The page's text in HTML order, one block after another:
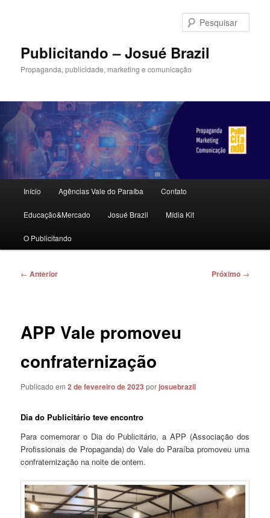
principalPublicitando – Josué Brazil
Propaganda, publicidade, marketing e comunicação
principal
Início Agências Vale do Paraíba Contato
Educação&Mercado Josué Brazil Mídia Kit
O Publicitando
Navegação
← Anterior Próximo →
APP Vale promoveu
confraternização
Publicado em2 de fevereiro de 2023 porjosuebrazil
Dia do Publicitário teve encontro
Para comemorar o Dia do Publicitário, a APP (Associação dos
Profissionais de Propaganda) do Vale do Paraíba promoveu uma
confraternização na noite de ontem.